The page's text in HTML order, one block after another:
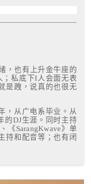
，也有上升金牛座的
；私底下I人会面无表
是跩，说真的也很无
，从⼴电系毕业。从
的DJ⽣涯。同时主持
《SarangKwave》单
持和配⾳等；也有闭